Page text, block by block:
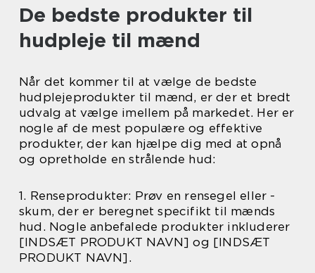
De bedste produkter til
hudpleje til mænd
Når det kommer til at vælge de bedste
hudplejeprodukter til mænd, er der et bredt
udvalg at vælge imellem på markedet. Her er
nogle af de mest populære og effektive
produkter, der kan hjælpe dig med at opnå
og opretholde en strålende hud:
1. Renseprodukter: Prøv en rensegel eller -
skum, der er beregnet specifikt til mænds
hud. Nogle anbefalede produkter inkluderer
[INDSÆT PRODUKT NAVN] og [INDSÆT
PRODUKT NAVN].